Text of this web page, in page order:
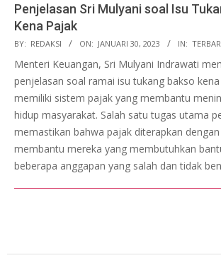
Penjelasan Sri Mulyani soal Isu
Kena Pajak
2023-
01-
BY: REDAKSI ON: JANUARI 30, 2023 IN:
Menteri Keuangan, Sri Mulyani Indrawati
penjelasan soal ramai isu tukang bakso
memiliki sistem pajak yang membantu
hidup masyarakat. Salah satu tugas utama
memastikan bahwa pajak diterapkan
membantu mereka yang membutuhkan
beberapa anggapan yang salah dan tidak